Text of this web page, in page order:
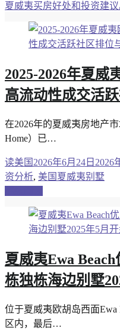
夏威夷买房好处和投资建议
2025-2026年夏威
高流动性成交活
在2026年的夏威夷房地产
Home）已…
读美国 2026年6月24日 2026
资分析, 美国夏威夷别墅
夏威夷Ewa
栋独栋海边别墅
位于夏威夷欧胡岛西面Ewa
区内，最后…